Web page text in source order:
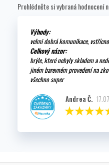
Prohlédněte si vybraná hodnocení
Výhody:
velmi dobrá komunikace,
Celkový názor:
brýle, které nebyly skladem a
jiném barevném provedení na
všechno super
Andrea Č.